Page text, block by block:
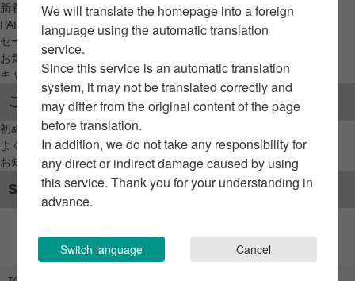
新着アイテムから探す
PARCO限定アイテムから探す
セールアイテムから探す
お気に入りから探す
キャンペーン/クーポン対象から探す
ご利用案内
初めてのお客様へ
よくあるご質問 / お問い合わせ
お知らせ
SNSアカウント
We will translate the homepage into a foreign
language using the automatic translation
service.
Since this service is an automatic translation
system, it may not be translated correctly and
may differ from the original content of the page
before translation.
In addition, we do not take any responsibility for
any direct or indirect damage caused by using
this service. Thank you for your understanding in
advance.
Switch language Cancel